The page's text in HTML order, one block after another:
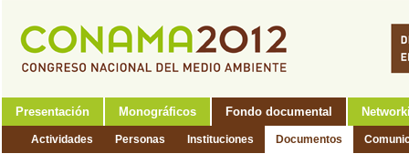
Presentación Monográficos Fondo documental
Actividades Personas Instituciones Documentos